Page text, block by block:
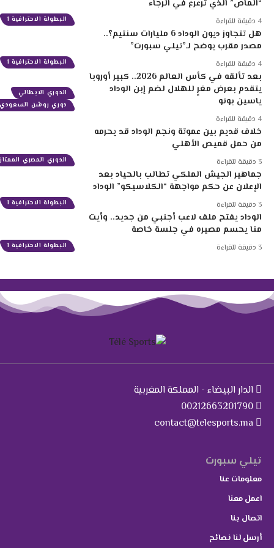
البطولة الاحترافية 1
“الماص” الذي ترعرع في الرجاء
البطولة الاحترافية 1
هل تتجاوز ديون الوداد 6 مليارات سنتيم؟..
مصدر مقرب يوضح لـ”تيلي سبورت”
الدوري الايطالي
دوري روشن السعودي
بعد تألقه في كأس العالم 2026.. كبير أوروبا
يتقدم بعرض مغرٍ للهلال لضم إبن الوداد
ياسين بونو
الدوري المصري الممتاز
خلاف قديم بين عموتة ونجم الوداد قد يحرمه
من حمل قميص الأهلي
البطولة الاحترافية 1
جماهير الجيش الملكي تطالب بالحياد بعد
الإعلان عن حكم مواجهة “الكلاسيكو” الوداد
البطولة الاحترافية 1
الوداد يفتح ملف لاعب أجنبي من جديد.. وأيت
منا يحسم مصيره في جلسة خاصة
الدار البيضاء - المملكة المغربية
00212663201790
contact@telesports.ma
تيلي سبورت
معلومات عنا
اعمل معنا
اتصال بنا
أرسل لنا نصائح